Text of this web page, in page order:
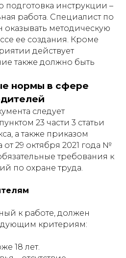
подготовка инструкции –
работа. Специалист по
оказывать методическую
ее создания. Кроме
действует
также должно быть
нормы в сфере
следует
23 части 3 статьи
а также приказом
29 октября 2021 года №
требования к
по охране труда.
к работе, должен
критериям:
18 лет.